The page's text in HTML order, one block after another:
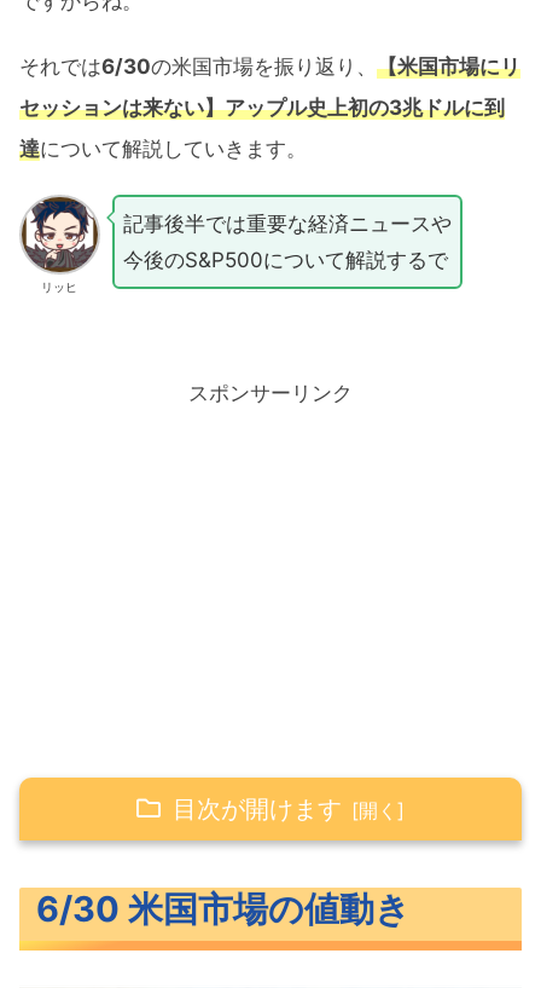
それでは6/30の米国市場を振り返り、 【米国市場にリ
セッションは来ない】アップル史上初の3兆ドルに到
達について解説していきます。
リッヒ
記事後半では重要な経済ニュースや
今後のS&P500について解説するで
スポンサーリンク
目次が開けます
大きく上昇した米主要3指数
6/30 米国市場の値動き